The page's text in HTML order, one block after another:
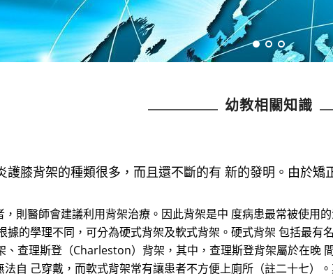
幼教相關知識
護膝背架的種類很多，而且還不斷的有 新的發明。由於
則醫師會建議利用背架治療。因此背架是中 度病患最常被使用
據的學理不同，可分為硬式背架及軟式背架。硬式背架 包括最
、查理斯登（Charleston）背架，其中，查理斯登背架屬於在
自 己穿戴，而軟式背架常有讓患者不方便上廁所（註二十七）